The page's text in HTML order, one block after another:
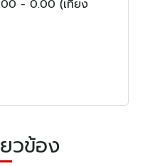
- 0.00 (เที่ยง
วข้อง